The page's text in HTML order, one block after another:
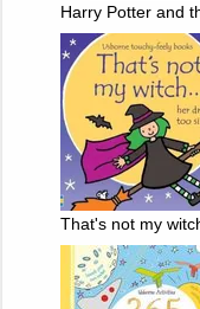
Harry Potter and
That's not my